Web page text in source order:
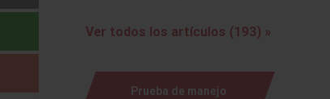
Ver todos los artículos (193) »
Prueba de manejo